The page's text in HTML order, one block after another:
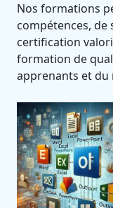
Nos formations
compétences,
certification
formation de
apprenants et du